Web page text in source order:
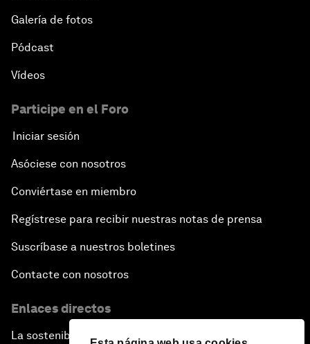
Galería de fotos
Pódcast
Vídeos
Participe en el Foro
Iniciar sesión
Asóciese con nosotros
Conviértase en miembro
Regístrese para recibir nuestras notas de prensa
Suscríbase a nuestros boletines
Contacte con nosotros
Enlaces directos
La sostenibilidad en el Foro